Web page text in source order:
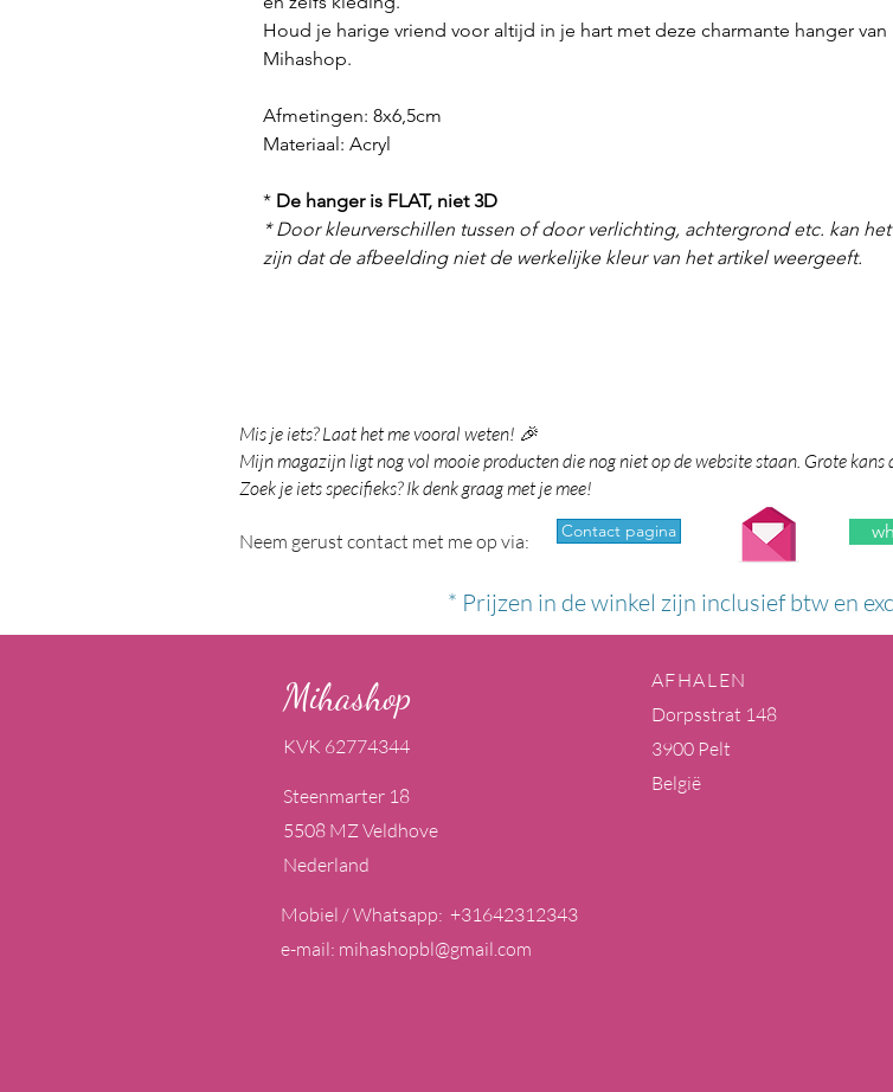
Houd je harige vriend voor altijd in je hart met deze charmante hanger van
Mihashop.
Afmetingen: 8x6,5cm
Materiaal: Acryl
* De hanger is FLAT, niet 3D
* Door kleurverschillen tussen of door verlichting, achtergrond etc. kan het
zijn dat de afbeelding niet de werkelijke kleur van het artikel weergeeft.
Mis je iets? Laat het me vooral weten! 🎉
Mijn magazijn ligt nog vol mooie producten die nog niet op de website staan. Grote kans
Zoek je iets specifieks? Ik denk graag met je mee!
Neem gerust contact met me op via: Contact pagina
* Prijzen in de winkel zijn inclusief btw en
Mihashop
KVK 62774344
Steenmarter 18
5508 MZ Veldhove
Nederland
Mobiel / Whatsapp: +31642312343
e-mail: mihashopbl@gmail.com
AFHALEN
Dorpsstrat 148
3900 Pelt
België